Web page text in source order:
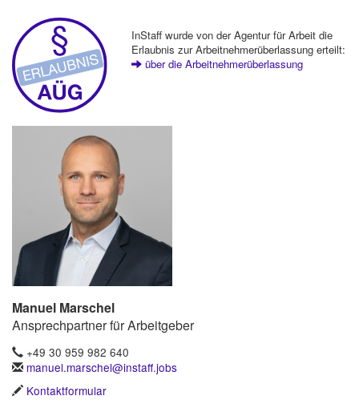
InStaff wurde von der Agentur für Arbeit die
Erlaubnis zur Arbeitnehmerüberlassung erteilt:
über die Arbeitnehmerüberlassung
Manuel Marschel
Ansprechpartner für Arbeitgeber
+49 30 959 982 640
manuel.marschel@instaff.jobs
Kontaktformular